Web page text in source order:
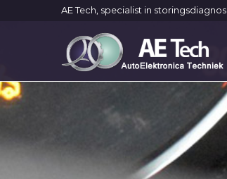
AE Tech, specialist in